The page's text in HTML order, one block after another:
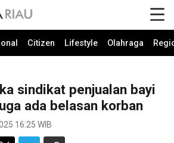
Citizen Lifestyle Olahraga
sindikat penjualan bayi
ada belasan korban
16:25 WIB